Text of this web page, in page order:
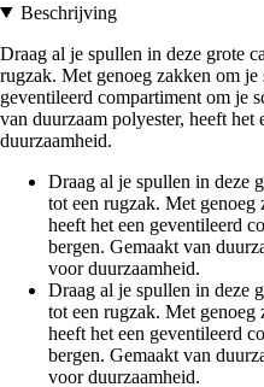
Beschrijving
Draag al je spullen in deze grote
rugzak. Met genoeg zakken om je
geventileerd compartiment om je
van duurzaam polyester, heeft het
duurzaamheid.
Draag al je spullen in deze
tot een rugzak. Met genoeg
heeft het een geventileerd
bergen. Gemaakt van
voor duurzaamheid.
Draag al je spullen in deze
tot een rugzak. Met genoeg
heeft het een geventileerd
bergen. Gemaakt van
voor duurzaamheid.